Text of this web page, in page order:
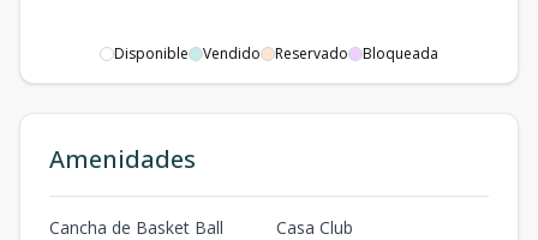
Disponible Vendido Reservado Bloqueada
Amenidades
Cancha de Basket Ball Casa Club